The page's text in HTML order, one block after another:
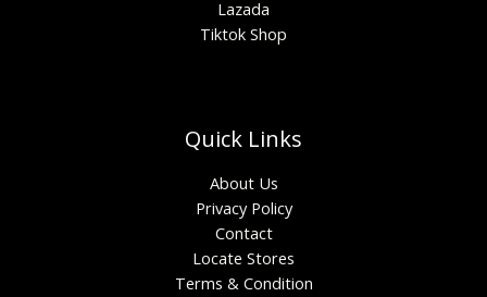
Lazada
Tiktok Shop
Quick Links
About Us
Privacy Policy
Contact
Locate Stores
Terms & Condition